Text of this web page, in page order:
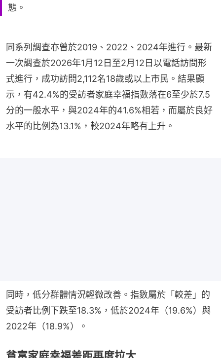
態。
同系列調查亦曾於2019、2022、2024年進行。最新
一次調查於2026年1月12日至2月12日以電話訪問形
式進行，成功訪問2,112名18歲或以上市民。結果顯
示，有42.4%的受訪者家庭幸福指數落在6至少於7.5
分的一般水平，與2024年的41.6%相若，而屬於良好
水平的比例為13.1%，較2024年略有上升。
同時，低分群體情況輕微改善。指數屬於「較差」的
受訪者比例下跌至18.3%，低於2024年（19.6%）與
2022年（18.9%）。
貧富家庭幸福差距再度拉大